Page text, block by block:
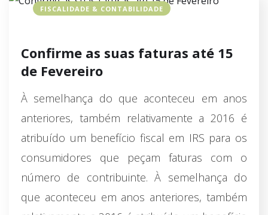
FISCALIDADE & CONTABILIDADE
Confirme as suas faturas até 15
de Fevereiro
À semelhança do que aconteceu em anos
anteriores, também relativamente a 2016 é
atribuído um benefício fiscal em IRS para os
consumidores que peçam faturas com o
número de contribuinte. À semelhança do
que aconteceu em anos anteriores, também